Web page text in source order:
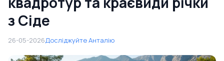
з Сіде
26-05-2026Досліджуйте Анталію